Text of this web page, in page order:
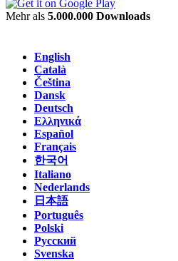
Mehr als 5.000.000 Downloads
English
Català
Čeština
Dansk
Deutsch
Ελληνικά
Español
Français
한국어
Italiano
Nederlands
日本語
Português
Polski
Русский
Svenska